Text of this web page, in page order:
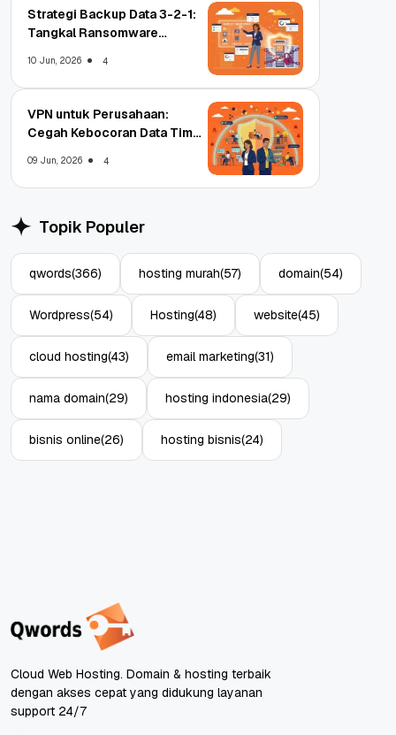
Strategi Backup Data 3-2-1:
Tangkal Ransomware
10 Jun, 2026 4
VPN untuk Perusahaan:
Cegah Kebocoran Data Tim
09 Jun, 2026 4
Topik Populer
qwords(366) hosting murah(57) domain(54)
Wordpress(54) Hosting(48) website(45)
cloud hosting(43) email marketing(31)
nama domain(29) hosting indonesia(29)
bisnis online(26) hosting bisnis(24)
Cloud Web Hosting. Domain & hosting terbaik
dengan akses cepat yang didukung layanan
support 24/7